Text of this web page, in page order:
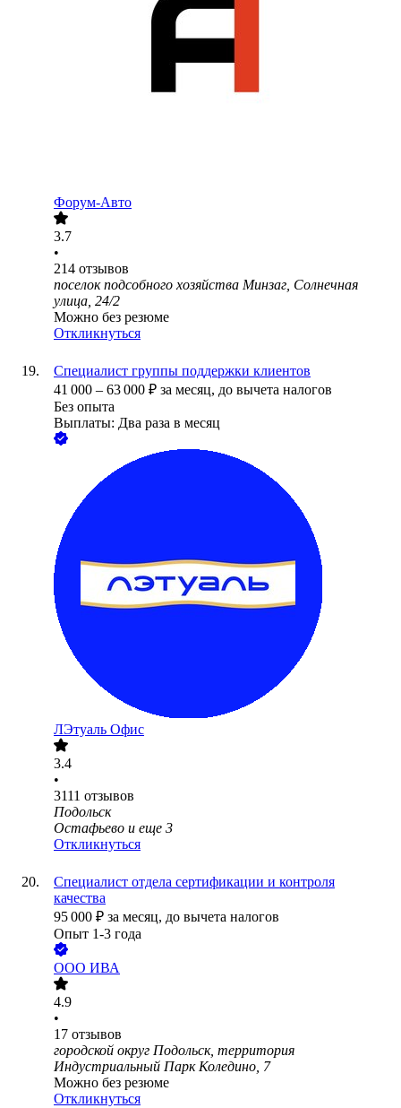
Форум-Авто
3.7
•
214 отзывов
поселок подсобного хозяйства Минзаг, Солнечная
улица, 24/2
Можно без резюме
Откликнуться
Специалист группы поддержки клиентов
41 000 – 63 000 ₽ за месяц, до вычета налогов
Без опыта
Выплаты: Два раза в месяц
ЛЭтуаль Офис
3.4
•
3111 отзывов
Подольск
Остафьево и еще 3
Откликнуться
Специалист отдела сертификации и контроля
качества
95 000 ₽ за месяц, до вычета налогов
Опыт 1-3 года
ООО ИВА
4.9
•
17 отзывов
городской округ Подольск, территория
Индустриальный Парк Коледино, 7
Можно без резюме
Откликнуться